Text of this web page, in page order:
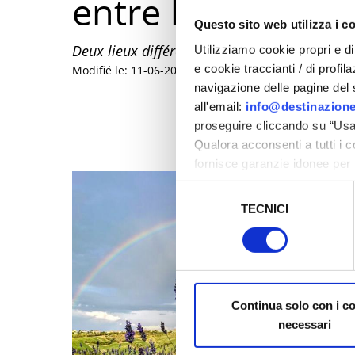
Questo sito web utilizza i
Utilizziamo cookie propri e
e cookie traccianti / di
navigazione delle pagine
all'email:
proseguire cliccando su
Qualora acconsenti a tutti i
fornisce garanzie idonee
sicurezza a Tutela dei
TECNICI
Continua solo con i
necessari
entre la
Deux lieux différents, mais unis par la
Modifié le: 11-06-2026